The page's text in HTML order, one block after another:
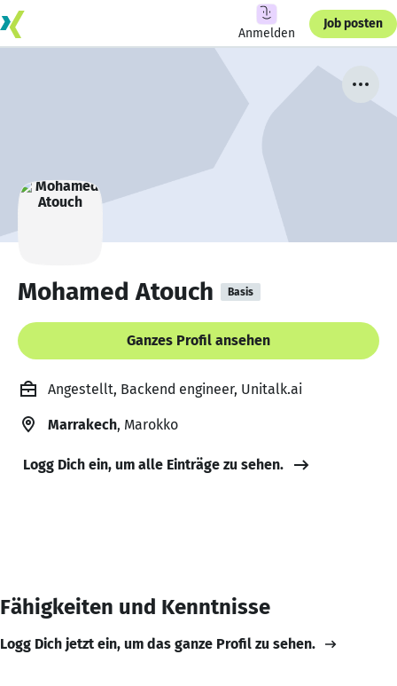
Anmelden
Job posten
Mohamed Atouch Basis
Ganzes Profil ansehen
Angestellt, Backend engineer, Unitalk.ai
Marrakech, Marokko
Logg Dich ein, um alle Einträge zu sehen.
Fähigkeiten und Kenntnisse
Logg Dich jetzt ein, um das ganze Profil zu sehen.